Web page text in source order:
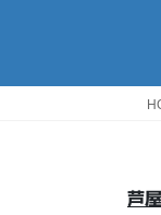
芦